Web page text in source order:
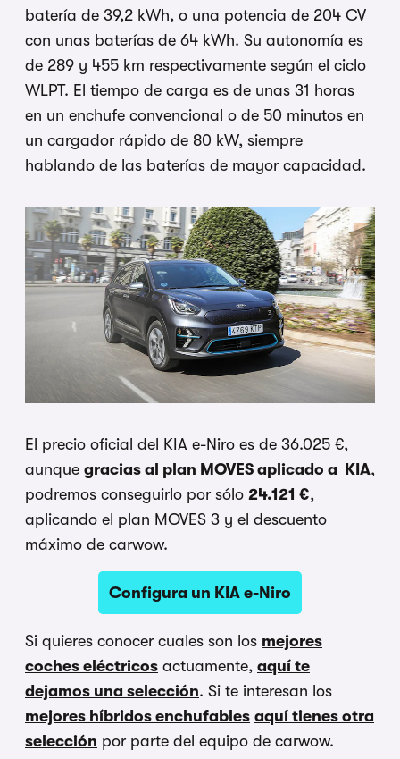
batería de 39,2 kWh, o una potencia de 204 CV
con unas baterías de 64 kWh. Su autonomía es
de 289 y 455 km respectivamente según el ciclo
WLPT. El tiempo de carga es de unas 31 horas
en un enchufe convencional o de 50 minutos en
un cargador rápido de 80 kW, siempre
hablando de las baterías de mayor capacidad.
El precio oficial del KIA e-Niro es de 36.025 €,
aunque gracias al plan MOVES aplicado a KIA,
podremos conseguirlo por sólo 24.121 €,
aplicando el plan MOVES 3 y el descuento
máximo de carwow.
Configura un KIA e-Niro
Si quieres conocer cuales son los mejores
coches eléctricos actuamente, aquí te
dejamos una selección. Si te interesan los
mejores híbridos enchufables aquí tienes otra
selección por parte del equipo de carwow.